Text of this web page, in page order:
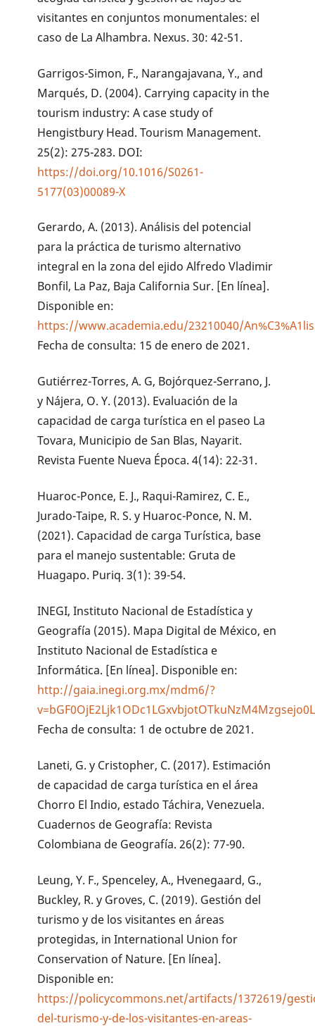
visitantes en conjuntos monumentales: el
caso de La Alhambra. Nexus. 30: 42-51.
Garrigos-Simon, F., Narangajavana, Y., and
Marqués, D. (2004). Carrying capacity in the
tourism industry: A case study of
Hengistbury Head. Tourism Management.
25(2): 275-283. DOI:
https://doi.org/10.1016/S0261-
5177(03)00089-X
Gerardo, A. (2013). Análisis del potencial
para la práctica de turismo alternativo
integral en la zona del ejido Alfredo Vladimir
Bonfil, La Paz, Baja California Sur. [En línea].
Disponible en:
https://www.academia.edu/23210040/
Fecha de consulta: 15 de enero de 2021.
Gutiérrez-Torres, A. G, Bojórquez-Serrano, J.
y Nájera, O. Y. (2013). Evaluación de la
capacidad de carga turística en el paseo La
Tovara, Municipio de San Blas, Nayarit.
Revista Fuente Nueva Época. 4(14): 22-31.
Huaroc-Ponce, E. J., Raqui-Ramirez, C. E.,
Jurado-Taipe, R. S. y Huaroc-Ponce, N. M.
(2021). Capacidad de carga Turística, base
para el manejo sustentable: Gruta de
Huagapo. Puriq. 3(1): 39-54.
INEGI, Instituto Nacional de Estadística y
Geografía (2015). Mapa Digital de México, en
Instituto Nacional de Estadística e
Informática. [En línea]. Disponible en:
http://gaia.inegi.org.mx/mdm6/?
Fecha de consulta: 1 de octubre de 2021.
Laneti, G. y Cristopher, C. (2017). Estimación
de capacidad de carga turística en el área
Chorro El Indio, estado Táchira, Venezuela.
Cuadernos de Geografía: Revista
Colombiana de Geografía. 26(2): 77-90.
Leung, Y. F., Spenceley, A., Hvenegaard, G.,
Buckley, R. y Groves, C. (2019). Gestión del
turismo y de los visitantes en áreas
protegidas, in International Union for
Conservation of Nature. [En línea].
Disponible en:
https://policycommons.net/artifacts/1372619/
del-turismo-y-de-los-visitantes-en-areas-